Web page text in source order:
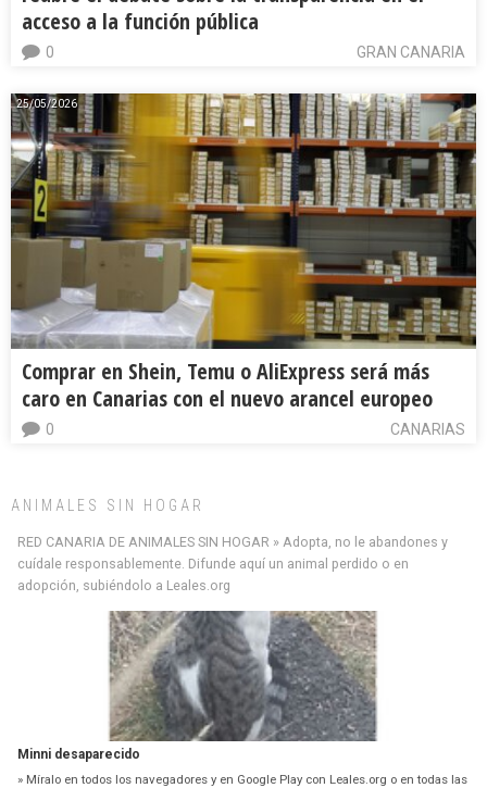
acceso a la función pública
GRAN CANARIA
0
25/05/2026
Comprar en Shein, Temu o AliExpress será más
caro en Canarias con el nuevo arancel europeo
CANARIAS
0
ANIMALES SIN HOGAR
RED CANARIA DE ANIMALES SIN HOGAR » Adopta, no le abandones y
cuídale responsablemente. Difunde aquí un animal perdido o en
adopción, subiéndolo a Leales.org
Siami Perdida
Se llama Siami,es hembra de 4 años,esterilizada con marca de